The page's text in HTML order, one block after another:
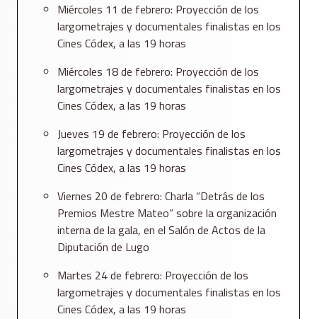
Miércoles 11 de febrero: Proyección de los
largometrajes y documentales finalistas en los
Cines Códex, a las 19 horas
Miércoles 18 de febrero: Proyección de los
largometrajes y documentales finalistas en los
Cines Códex, a las 19 horas
Jueves 19 de febrero: Proyección de los
largometrajes y documentales finalistas en los
Cines Códex, a las 19 horas
Viernes 20 de febrero: Charla “Detrás de los
Premios Mestre Mateo” sobre la organización
interna de la gala, en el Salón de Actos de la
Diputación de Lugo
Martes 24 de febrero: Proyección de los
largometrajes y documentales finalistas en los
Cines Códex, a las 19 horas